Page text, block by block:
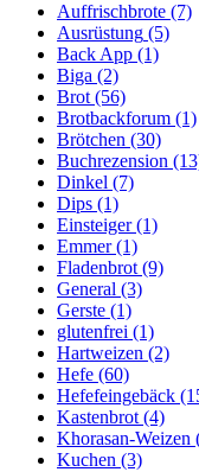
Auffrischbrote (7)
Ausrüstung (5)
Back App (1)
Biga (2)
Brot (56)
Brotbackforum (1)
Brötchen (30)
Buchrezension
Dinkel (7)
Dips (1)
Einsteiger(1)
Emmer(1)
Fladenbrot (9)
General (3)
Gerste (1)
glutenfrei (1)
Hartweizen (2)
Hefe (60)
Hefefeingebäck
Kastenbrot (4)
Khorasan-Weizen
Kuchen (3)